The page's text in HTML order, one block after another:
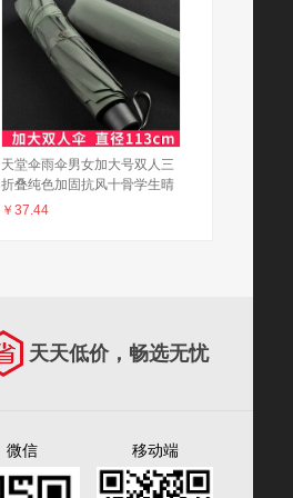
天堂伞雨伞男女加大号双人三
折叠纯色加固抗风十骨学生晴
雨伞定制logo广告伞 军绿色
￥ 37.44
天天低价，畅选无忧
微信 移动端